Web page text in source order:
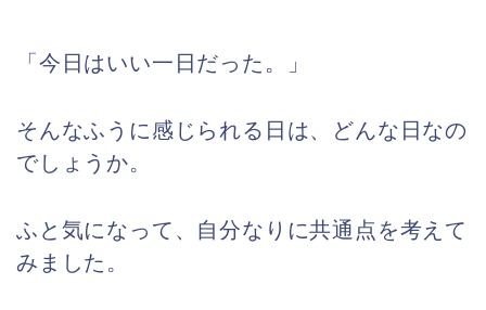
「今日はいい一日だった。」
そんなふうに感じられる日は、どんな日なの
でしょうか。
ふと気になって、自分なりに共通点を考えて
みました。